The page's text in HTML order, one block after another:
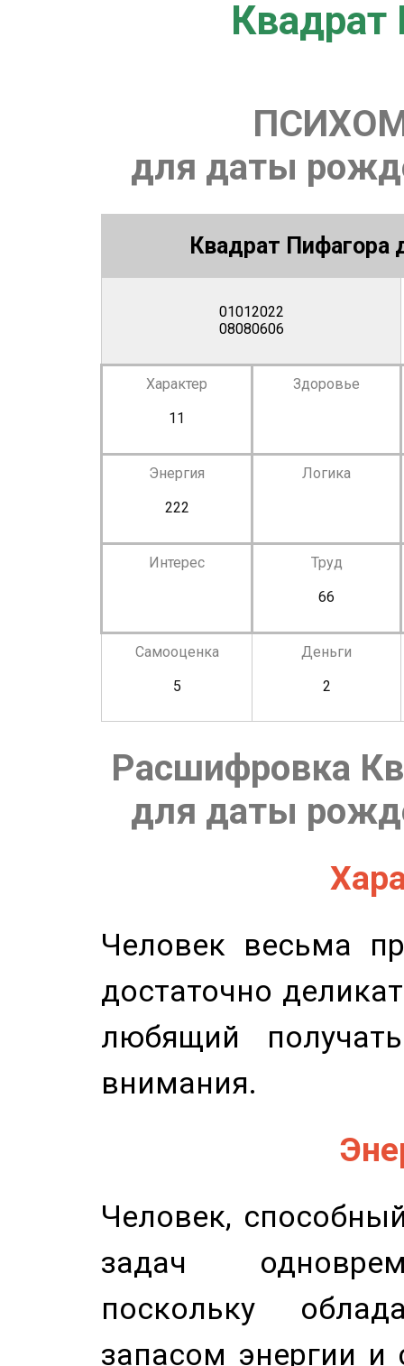
Квадрат
для даты
Квадрат Пифагора
01012022
08080606
Характер
11
Здоровье
Энергия
222
Логика
Интерес
Труд
66
Самооценка
5
Деньги
2
Расшифровка
для даты
Человек весьма
достаточно
любящий
внимания.
Человек,
задач
поскольку
запасом энергии и